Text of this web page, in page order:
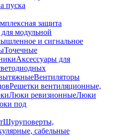
пуска
защита
модульной
и сигнальное
Точечные
Аксессуары для
Вентиляторы
Решетки вентиляционные,
Люки ревизионныеЛюки
под
Шуруповерты,
сабельные